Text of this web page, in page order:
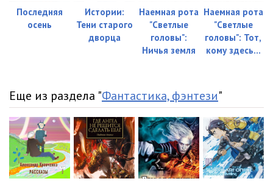
Последняя
осень
Истории:
Тени старого
дворца
Наемная рота
"Светлые
головы":
Ничья земля
Наемная рота
"Светлые
головы": Тот,
кому здесь...
Еще из раздела "Фантастика, фэнтези"